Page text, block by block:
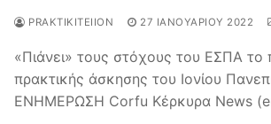
PRAKTIKITEIION 27 ΙΑΝΟΥΑΡΊΟΥ 2022
«Πιάνει» τους στόχους του ΕΣΠΑ το
πρακτικής άσκησης του Ιονίου
ΕΝΗΜΕΡΩΣΗ Corfu Κέρκυρα News